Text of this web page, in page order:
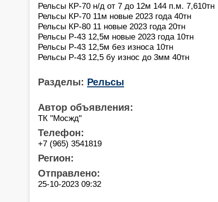
Рельсы КР-70 н/д от 7 до 12м 144 п.м. 7,610тн
Рельсы КР-70 11м новые 2023 года 40тн
Рельсы КР-80 11 новые 2023 года 20тн
Рельсы Р-43 12,5м новые 2023 года 10тн
Рельсы Р-43 12,5м без износа 10тн
Рельсы Р-43 12,5 бу износ до 3мм 40тн
Разделы: Рельсы
Автор объявления:
ТК "Мосжд"
Телефон:
+7 (965) 3541819
Регион:
Отправлено:
25-10-2023 09:32